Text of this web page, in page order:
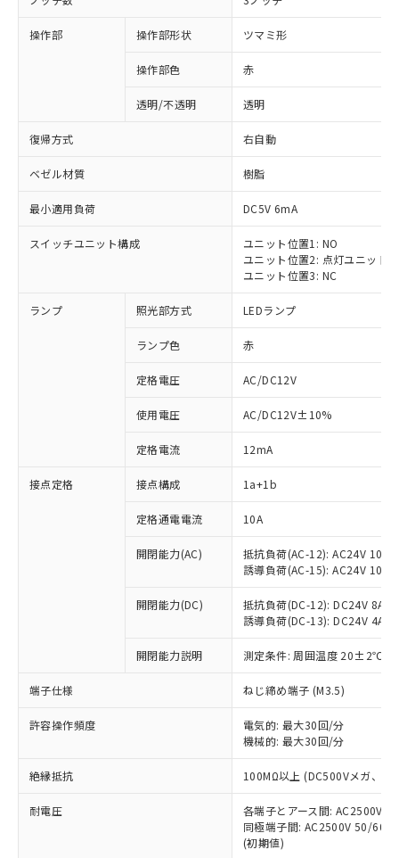
操作部 操作部形状 ツマミ形
操作部色 赤
透明/不透明 透明
復帰方式 右自動
ベゼル材質 樹脂
最小適用負荷 DC5V 6mA
スイッチユニット構成
ユニット位置1: NO
ユニット位置2: 点灯ユニット
ユニット位置3: NC
ランプ 照光部方式 LEDランプ
ランプ色 赤
定格電圧 AC/DC12V
使用電圧 AC/DC12V±10%
定格電流 12mA
接点定格 接点構成 1a+1b
定格通電電流 10A
開閉能力(AC)
抵抗負荷(AC-12): AC24V 10A/
誘導負荷(AC-15): AC24V
開閉能力(DC)
抵抗負荷(DC-12): DC24V 8A/
誘導負荷(DC-13): DC24V 4A/
開閉能力説明 測定条件: 周囲温度 20±2℃、
端子仕様 ねじ締め端子 (M3.5)
許容操作頻度
電気的: 最大30回/分
機械的: 最大30回/分
絶縁抵抗 100MΩ以上 (DC500Vメガ、点
耐電圧
各端子とアース間: AC2500V
同極端子間: AC2500V 50/
(初期値)
ご利用条件
ご利用ください。
本サービスは、当社制御機器事業取扱
商品の当社在庫状況および標準価格
(税抜)を提供させていただくもので
当社制御機器事業取扱商品の中には、
本サービスの対象外となる商品もある
ことをご了承ください。
在庫状況および標準価格照会結果は、
対応済み：EU RoHS指令（10物質）の
非含有に対応した製品が提供可能な商品で
対応予定：EU RoHS指令（10物質）の非含
有に対応した製品に切り替える予定のある
対応予定なし：EU RoHS指令（10物質）の
非含有に非対応の商品で、対応品を出す予
定はありません。
調査・確認中：EU RoHS指令（10物質）の
非含有の対応状況を調査中または確認中の
害物質有無と関係のない商品です。
仕入先様の事情により、非含有部品として
いたものが、含有品と判明した場合などや
むを得ず変更することがあります。
※1 中国RoHS○×表
「○」：最大均質材料含有率が中国RoHSの
基準値以下であることを示します。
「×」：最大均質材料含有率が中国RoHSの
基準値を超えていることを示します。
「－」：未確認です。当社販売部門へお問
当社は、これら貴社製品のうち、外国
為替および外国貿易法に定める商品